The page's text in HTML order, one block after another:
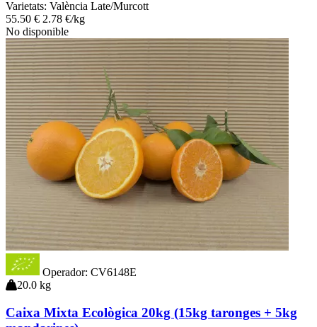
Varietats: València Late/Murcott
55.50 € 2.78 €/kg
No disponible
Operador: CV6148E
20.0 kg
Caixa Mixta Ecològica 20kg (15kg taronges + 5kg